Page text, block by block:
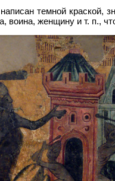
темной краской,
женщину и т. п.,